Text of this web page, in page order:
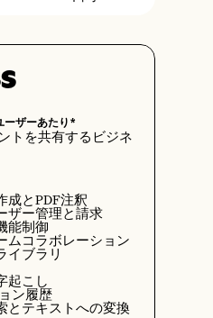
ーザーあたり*
トを共有するビジネ
成とPDF注釈
ザー管理と請求
能制御
ムコラボレーション
イブラリ
起こし
ン履歴
とテキストへの変換